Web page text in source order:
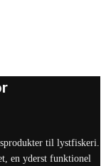
til lystfiskeri.
en yderst funktionel